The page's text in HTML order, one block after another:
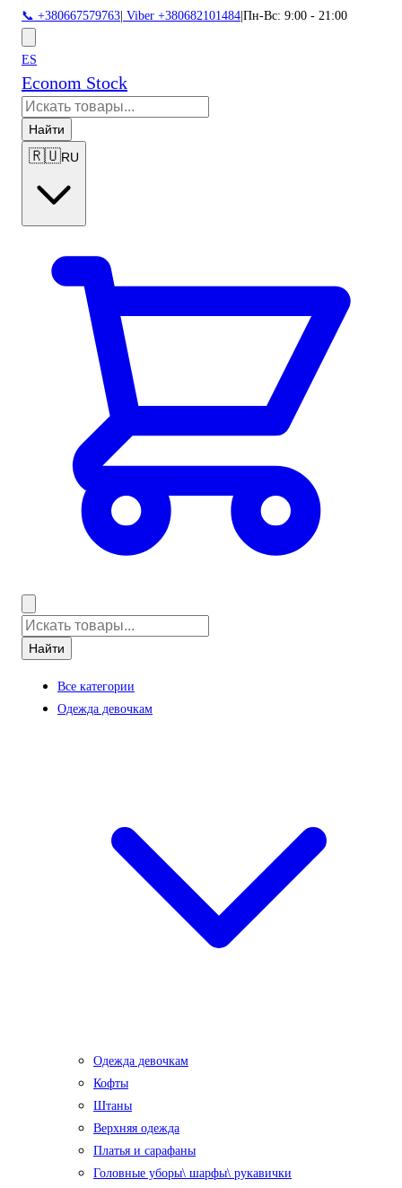
📞 +380667579763 Viber +380682101484 Пн-Вс: 9:00 - 21:00
ES
Econom Stock
Найти
🇷🇺RU
Найти
Все категории
Одежда девочкам
Одежда девочкам
Кофты
Штаны
Верхняя одежда
Платья и сарафаны
Головные уборы\ шарфы\ рукавички